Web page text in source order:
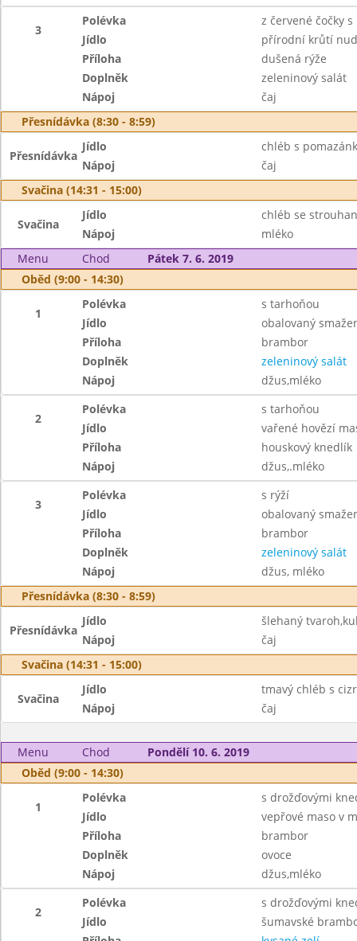
3
Polévka
z červené čočky
Jídlo
přírodní krůtí
Příloha
dušená rýže
Doplněk
zeleninový salát
Nápoj
čaj
Přesnídávka (8:30 - 8:59)
Přesnídávka
Jídlo
chléb s
Nápoj
čaj
Svačina (14:31 - 15:00)
Svačina
Jídlo
chléb se
Nápoj
mléko
Menu
Chod
Pátek 7. 6. 2019
Oběd (9:00 - 14:30)
1
Polévka
s tarhoňou
Jídlo
obalovaný
Příloha
brambor
Doplněk
zeleninový salát
Nápoj
džus,mléko
2
Polévka
s tarhoňou
Jídlo
vařené hovězí
Příloha
houskový knedlík
Nápoj
džus,.mléko
3
Polévka
s rýží
Jídlo
obalovaný
Příloha
brambor
Doplněk
zeleninový salát
Nápoj
džus, mléko
Přesnídávka (8:30 - 8:59)
Přesnídávka
Jídlo
šlehaný
Nápoj
čaj
Svačina (14:31 - 15:00)
Svačina
Jídlo
tmavý chléb s
Nápoj
čaj
Menu Chod
Pondělí 10. 6. 2019
Oběd (9:00 - 14:30)
1
Polévka
s drožďovými
Jídlo
vepřové maso v
Příloha
brambor
Doplněk
ovoce
Nápoj
džus,mléko
2
Polévka
s drožďovými
Jídlo
šumavské